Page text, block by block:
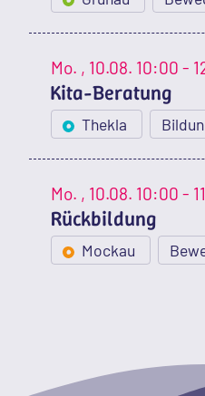
Mo. , 10.08. 10:00 -
Kita-Beratung
Thekla
Mo. , 10.08. 10:00 -
Rückbildung
Mockau